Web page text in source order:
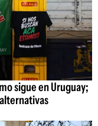
sigue en Uruguay;